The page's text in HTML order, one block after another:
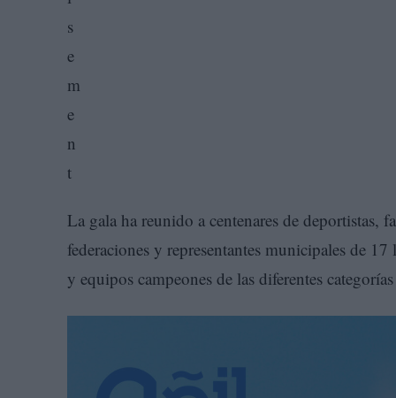
La gala ha reunido a centenares de
federaciones y representantes municipales de
y equipos campeones de las diferentes